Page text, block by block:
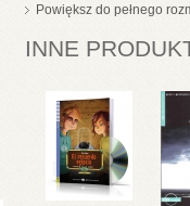
Powiększ do pełnego
INNE